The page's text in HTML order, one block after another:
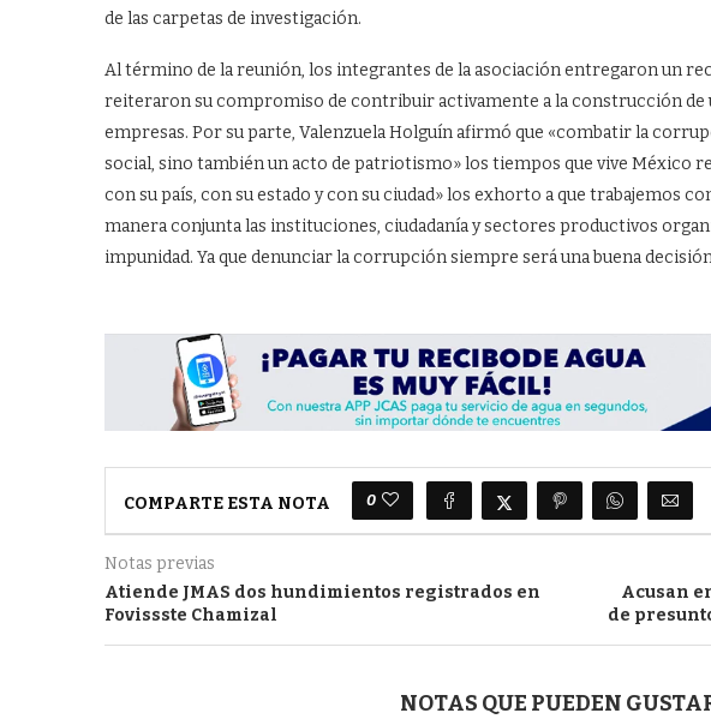
de las carpetas de investigación.
Al término de la reunión, los integrantes de la asociación entregaron un
reiteraron su compromiso de contribuir activamente a la construcción de
empresas. Por su parte, Valenzuela Holguín afirmó que «combatir la
social, sino también un acto de patriotismo» los tiempos que vive México
con su país, con su estado y con su ciudad» los exhorto a que trabajemos
manera conjunta las instituciones, ciudadanía y sectores productivos
impunidad. Ya que denunciar la corrupción siempre será una buena
COMPARTE ESTA NOTA 0
Notas previas
Atiende JMAS dos hundimientos registrados en
Fovissste Chamizal
Acusan
de
NOTAS QUE PUEDEN